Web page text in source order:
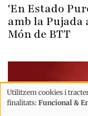
'En Estado
amb la
Món de BTT
Ús
Utilitzem cookies i
finalitats: Funcional &